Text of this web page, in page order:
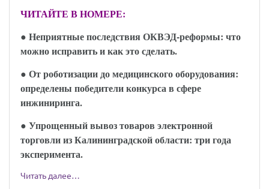
ЧИТАЙТЕ В НОМЕРЕ:
● Неприятные последствия ОКВЭД-реформы: что
можно исправить и как это сделать.
● От роботизации до медицинского оборудования:
определены победители конкурса в сфере
инжиниринга.
● Упрощенный вывоз товаров электронной
торговли из Калининградской области: три года
эксперимента.
Читать далее…